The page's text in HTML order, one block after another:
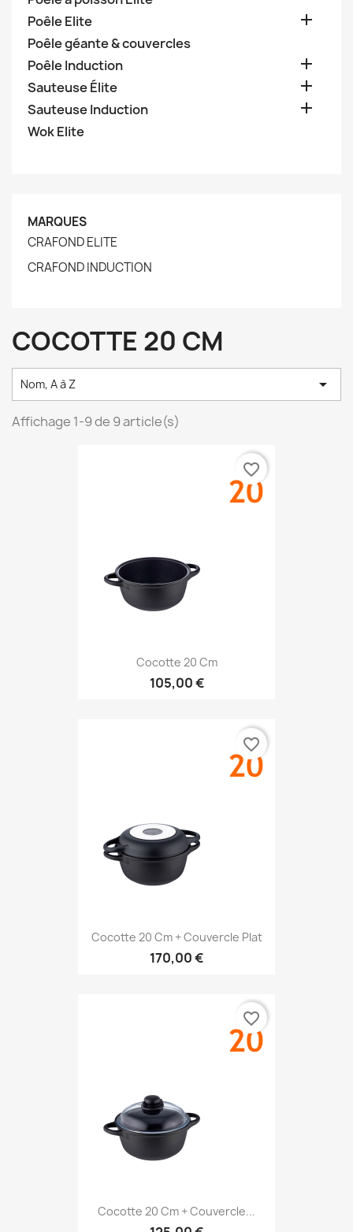
Poêle Elite

Poêle géante & couvercles
Poêle Induction

Sauteuse Élite 
Sauteuse Induction 
Wok Elite
MARQUES
CRAFOND ELITE
CRAFOND INDUCTION
COCOTTE 20 CM
Nom, A à Z 
Affichage 1-9 de 9 article(s)
Cocotte 20 Cm
105,00 €
favorite_border
Cocotte 20 Cm + Couvercle Plat
170,00 €
favorite_border
Cocotte 20 Cm + Couvercle...
favorite_border